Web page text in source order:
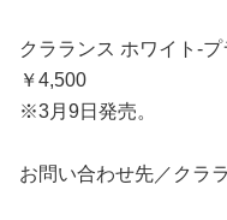
クラランス ホワイト‐
￥4,500
※3月9日発売。
お問い合わせ先／クラ